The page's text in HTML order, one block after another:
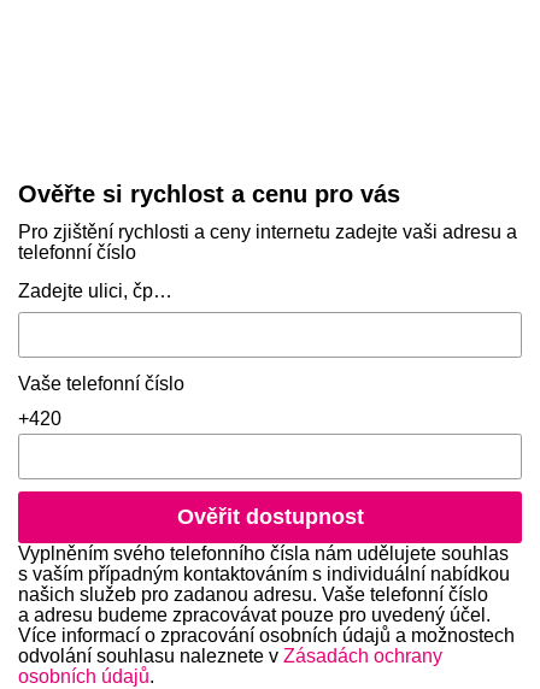
Ověřte si rychlost a cenu pro vás
Pro zjištění rychlosti a ceny internetu zadejte vaši adresu a
telefonní číslo
Dostupné adresy
Zadejte ulici, čp…
Zadejte telefonní číslo ve formátu 123 456 789
Vaše telefonní číslo
+420
Ověřit dostupnost
Vyplněním svého telefonního čísla nám udělujete souhlas
s vaším případným kontaktováním s individuální nabídkou
našich služeb pro zadanou adresu. Vaše telefonní číslo
a adresu budeme zpracovávat pouze pro uvedený účel.
Více informací o zpracování osobních údajů a možnostech
odvolání souhlasu naleznete v Zásadách ochrany
osobních údajů.